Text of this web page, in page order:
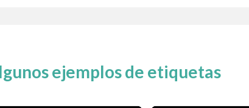
ejemplos de etiquetas